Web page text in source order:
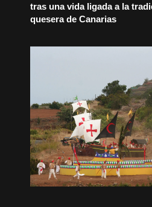
tras una vida ligada a la
quesera de Canarias